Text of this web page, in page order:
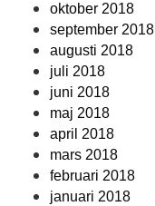
oktober 2018
september 2018
augusti 2018
juli 2018
juni 2018
maj 2018
april 2018
mars 2018
februari 2018
januari 2018